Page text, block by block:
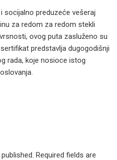
socijalno preduzeće vešeraj
za redom za redom stekli
ovog puta zasluženo su
predstavlja dugogodišnji
rada, koje nosioce istog
Required fields are